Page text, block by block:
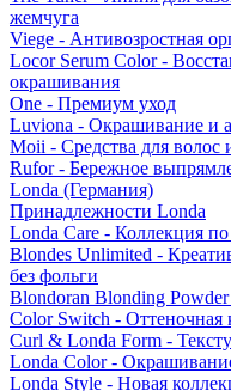
жемчуга
Viege - Антивозростная
Locor Serum Color -
окрашивания
One - Премиум уход
Luviona - Окрашивание и
Moii - Средства для волос
Rufor - Бережное
Londa (Германия)
Принадлежности Londa
Londa Care - Коллекция
Blondes Unlimited -
без фольги
Blondoran Blonding
Color Switch - Оттеночная
Curl & Londa Form -
Londa Color -
Londa Style - Новая